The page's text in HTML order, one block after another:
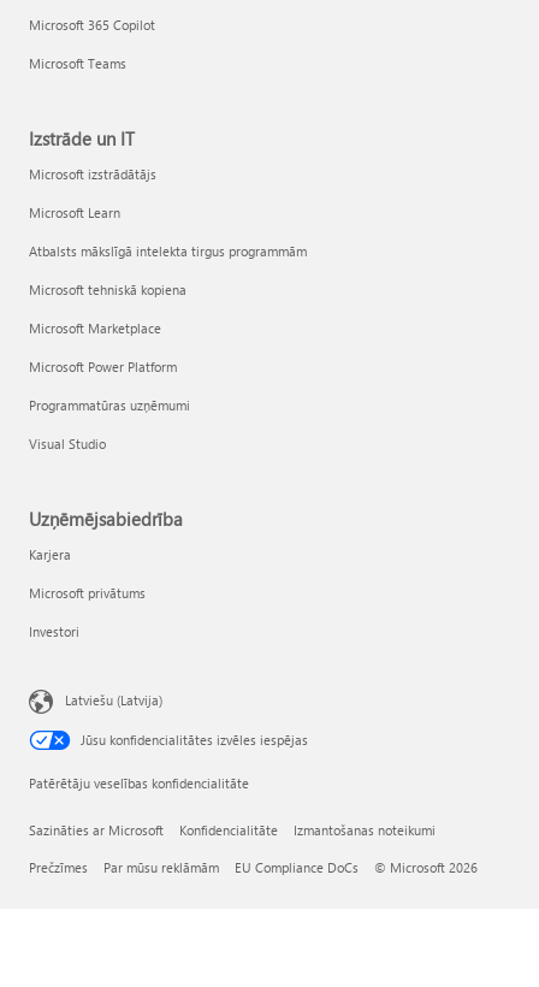
Microsoft 365 Copilot
Microsoft Teams
Izstrāde un IT
Microsoft izstrādātājs
Microsoft Learn
Atbalsts mākslīgā intelekta tirgus programmām
Microsoft tehniskā kopiena
Microsoft Marketplace
Microsoft Power Platform
Programmatūras uzņēmumi
Visual Studio
Uzņēmējsabiedrība
Karjera
Microsoft privātums
Investori
Latviešu (Latvija)
Jūsu konfidencialitātes izvēles iespējas
Patērētāju veselības konfidencialitāte
Sazināties ar Microsoft Konfidencialitāte Izmantošanas noteikumi
Prečzīmes Par mūsu reklāmām EU Compliance DoCs © Microsoft 2026